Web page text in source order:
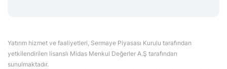
Yatırım hizmet ve faaliyetleri, Sermaye Piyasası Kurulu tarafından
yetkilendirilen lisanslı Midas Menkul Değerler A.Ş tarafından
sunulmaktadır.